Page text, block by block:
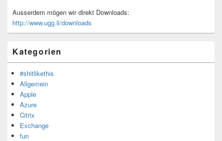
Ausserdem mögen wir direkt Downloads:
http://www.ugg.li/downloads
Kategorien
#shitlikethis
Allgemein
Apple
Azure
Citrix
Exchange
fun